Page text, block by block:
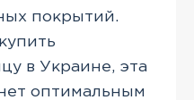
покрытий.
в Украине, эта
оптимальным